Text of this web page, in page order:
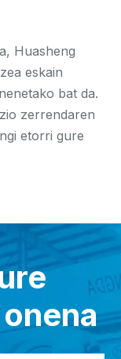
Huasheng
eskain
bat da.
zerrendaren
etorri gure